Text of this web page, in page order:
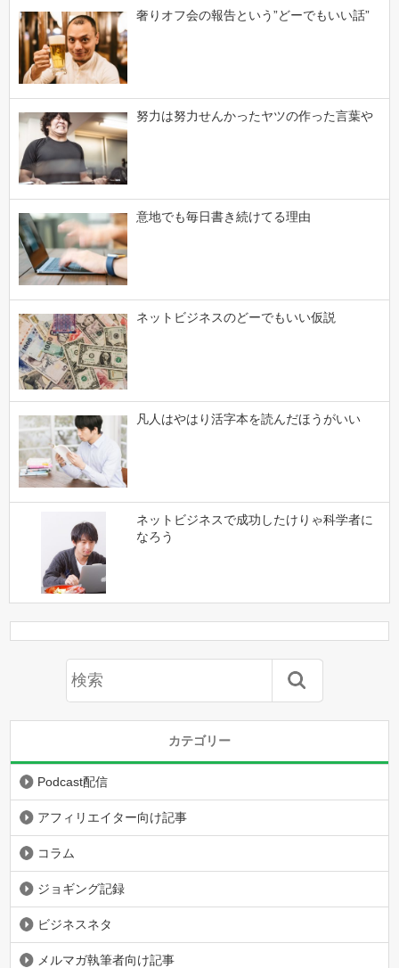
奢りオフ会の報告という”どーでもいい話”
努力は努力せんかったヤツの作った言葉や
意地でも毎日書き続けてる理由
ネットビジネスのどーでもいい仮説
凡人はやはり活字本を読んだほうがいい
ネットビジネスで成功したけりゃ科学者に
なろう
カテゴリー
Podcast配信
アフィリエイター向け記事
コラム
ジョギング記録
ビジネスネタ
メルマガ執筆者向け記事